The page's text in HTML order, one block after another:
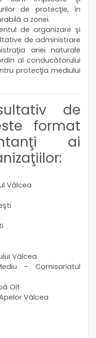
de protecţie, în
a zonei.
de organizare şi
de administrare
ariei naturale
al conducătorului
protecţia mediului
de
format
ai
Vâlcea
Vâlcea
- Comisariatul
Olt
Vâlcea